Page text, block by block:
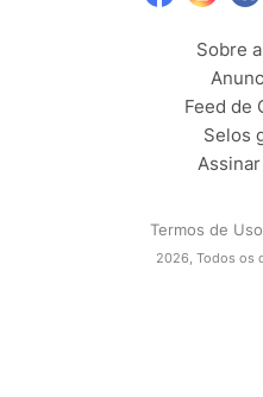
Sobre
Feed de
Selos
Termos de Uso
2026, Todos os